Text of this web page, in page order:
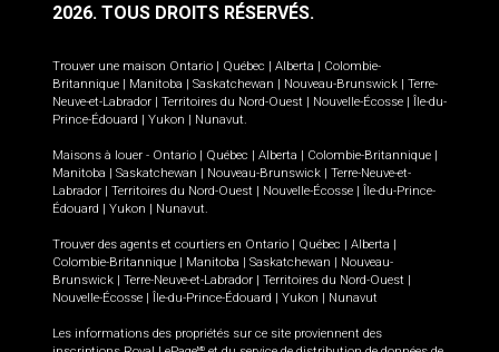
2026. TOUS DROITS RÉSERVÉS.
Trouver une maison Ontario Québec Alberta
Colombie-
Britannique
Manitoba Saskatchewan Nouveau-Brunswick
Terre-
Neuve-et-Labrador
Territoires du Nord-Ouest Nouvelle-Écosse
Île-du-
Prince-Édouard
Yukon Nunavut.
Maisons à louer - Ontario Québec Alberta Colombie-Britannique
Manitoba
Saskatchewan Nouveau-Brunswick
Terre-Neuve-et-
Labrador
Territoires du Nord-Ouest Nouvelle-Écosse
Île-du-Prince-
Édouard
Yukon Nunavut.
Trouver des agents et courtiers en Ontario Québec Alberta
Colombie-Britannique
Manitoba Saskatchewan
Nouveau-
Brunswick
Terre-Neuve-et-Labrador Territoires du Nord-Ouest
Nouvelle-Écosse
Île-du-Prince-Édouard Yukon Nunavut
Les informations des propriétés sur ce site proviennent des
MD